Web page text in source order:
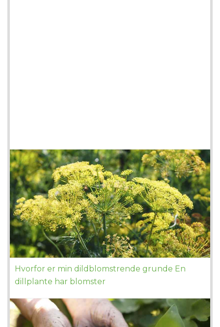
Hvorfor er min dildblomstrende grunde En
dillplante har blomster